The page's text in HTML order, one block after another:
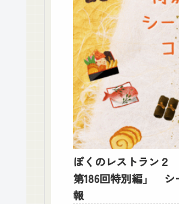
ぼくのレストラン２
第186回特別編」 シ
報